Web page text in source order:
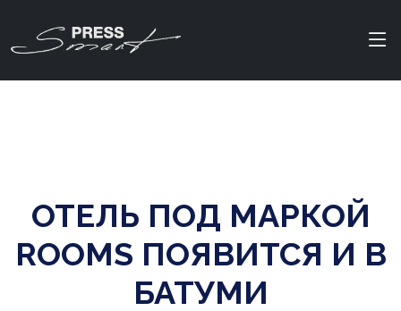
ОТЕЛЬ ПОД МАРКОЙ
ROOMS ПОЯВИТСЯ И В
БАТУМИ